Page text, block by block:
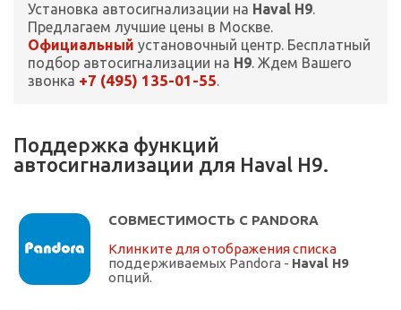
Установка автосигнализации на Haval H9.
Предлагаем лучшие цены в Москве.
Официальный установочный центр. Бесплатный
подбор автосигнализации на H9. Ждем Вашего
звонка +7 (495) 135-01-55.
Поддержка функций
автосигнализации для Haval H9.
СОВМЕСТИМОСТЬ С PANDORA
Клинките для отображения списка
поддерживаемых Pandora - Haval H9
опций.